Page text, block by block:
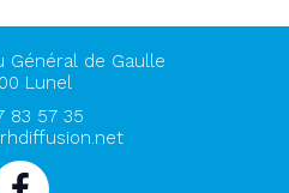
Général de Gaulle
Lunel
83 57 35